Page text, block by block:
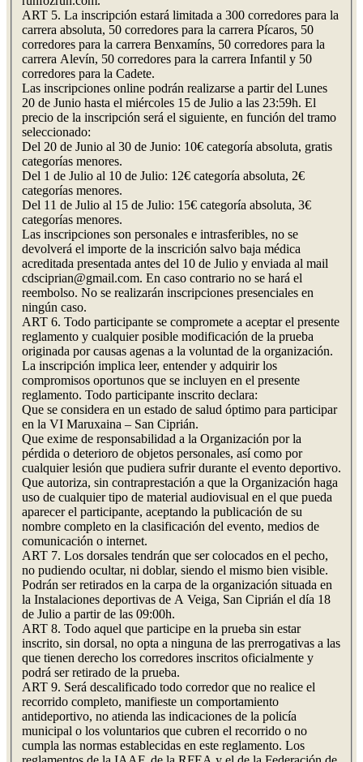
ART 5. La inscripción estará limitada a 300 corredores para la
carrera absoluta, 50 corredores para la carrera Pícaros, 50
corredores para la carrera Benxamíns, 50 corredores para la
carrera Alevín, 50 corredores para la carrera Infantil y 50
corredores para la Cadete.
Las inscripciones online podrán realizarse a partir del Lunes
20 de Junio hasta el miércoles 15 de Julio a las 23:59h. El
precio de la inscripción será el siguiente, en función del tramo
seleccionado:
Del 20 de Junio al 30 de Junio: 10€ categoría absoluta, gratis
categorías menores.
Del 1 de Julio al 10 de Julio: 12€ categoría absoluta, 2€
categorías menores.
Del 11 de Julio al 15 de Julio: 15€ categoría absoluta, 3€
categorías menores.
Las inscripciones son personales e intrasferibles, no se
devolverá el importe de la inscrición salvo baja médica
acreditada presentada antes del 10 de Julio y enviada al mail
cdsciprian@gmail.com. En caso contrario no se hará el
reembolso. No se realizarán inscripciones presenciales en
ningún caso.
ART 6. Todo participante se compromete a aceptar el presente
reglamento y cualquier posible modificación de la prueba
originada por causas agenas a la voluntad de la organización.
La inscripción implica leer, entender y adquirir los
compromisos oportunos que se incluyen en el presente
reglamento. Todo participante inscrito declara:
Que se considera en un estado de salud óptimo para participar
en la VI Maruxaina – San Ciprián.
Que exime de responsabilidad a la Organización por la
pérdida o deterioro de objetos personales, así como por
cualquier lesión que pudiera sufrir durante el evento deportivo.
Que autoriza, sin contraprestación a que la Organización haga
uso de cualquier tipo de material audiovisual en el que pueda
aparecer el participante, aceptando la publicación de su
nombre completo en la clasificación del evento, medios de
comunicación o internet.
ART 7. Los dorsales tendrán que ser colocados en el pecho,
no pudiendo ocultar, ni doblar, siendo el mismo bien visible.
Podrán ser retirados en la carpa de la organización situada en
la Instalaciones deportivas de A Veiga, San Ciprián el día 18
de Julio a partir de las 09:00h.
ART 8. Todo aquel que participe en la prueba sin estar
inscrito, sin dorsal, no opta a ninguna de las prerrogativas a las
que tienen derecho los corredores inscritos oficialmente y
podrá ser retirado de la prueba.
ART 9. Será descalificado todo corredor que no realice el
recorrido completo, manifieste un comportamiento
antideportivo, no atienda las indicaciones de la policía
municipal o los voluntarios que cubren el recorrido o no
cumpla las normas establecidas en este reglamento. Los